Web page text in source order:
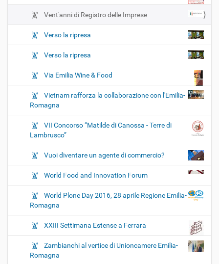
Vent'anni di Registro delle Imprese
Verso la ripresa
Verso la ripresa
Via Emilia Wine & Food
Vietnam rafforza la collaborazione con l'Emilia-
Romagna
VII Concorso “Matilde di Canossa - Terre di
Lambrusco”
Vuoi diventare un agente di commercio?
World Food and Innovation Forum
World Plone Day 2016, 28 aprile Regione Emilia-
Romagna
XXIII Settimana Estense a Ferrara
Zambianchi al vertice di Unioncamere Emilia-
Romagna